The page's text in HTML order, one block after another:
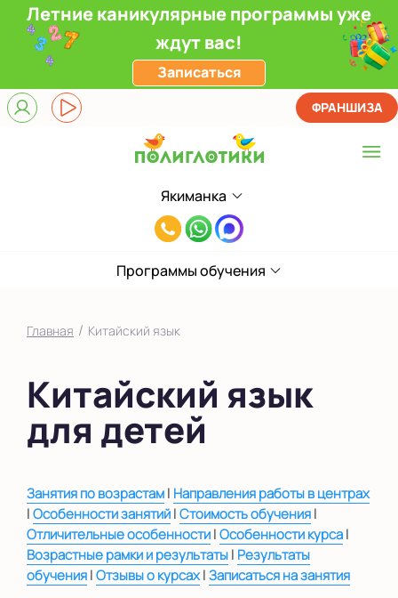
Летние каникулярные программы уже
ждут вас!
Записаться
Якиманка
Выберите центр
Верхние Лихоборы
ЖК Прокшино
Якиманка
в Южном Бутово
на Беломорской
на Домодедовской
на Коломенской
8(495)985-
78
ФРАНШИЗА
Программы обучения
Главная / Китайский язык
Китайский язык
для детей
Занятия по возрастам| Направления работы в центрах
|Особенности занятий|Стоимость обучения|
Отличительные особенности|Особенности курса|
Возрастные рамки и результаты| Результаты
обучения|Отзывы о курсах|Записаться на занятия